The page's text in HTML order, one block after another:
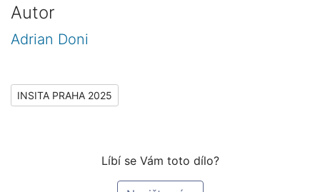
Autor
Adrian Doni
INSITA PRAHA 2025
Líbí se Vám toto dílo?